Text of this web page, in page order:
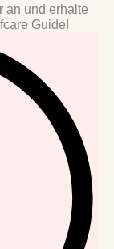
an und erhalte
Guide!